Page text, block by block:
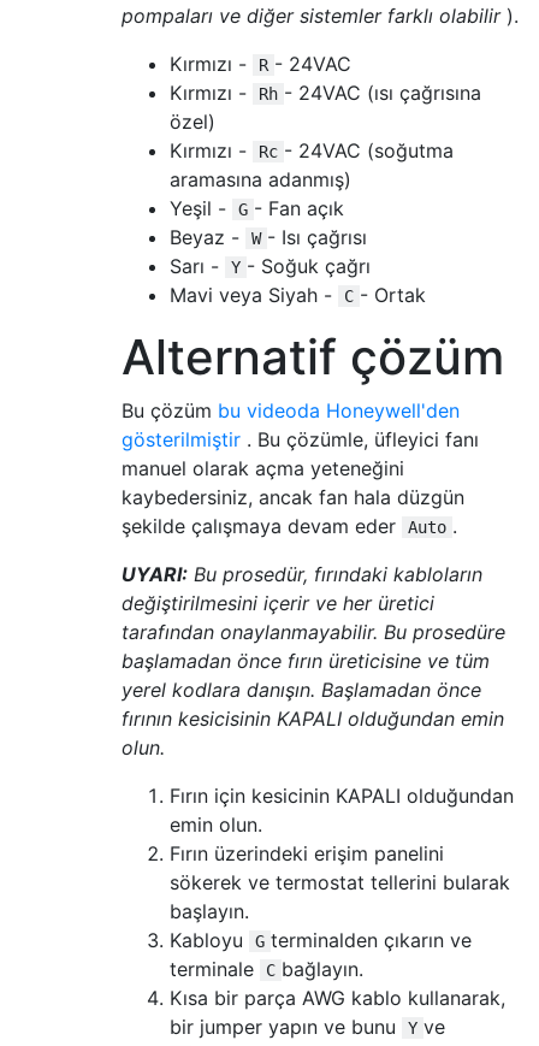
pompaları ve diğer sistemler farklı olabilir).
Kırmızı -
R - 24VAC
Kırmızı -
Rh - 24VAC (ısı çağrısına
özel)
Kırmızı -
Rc - 24VAC (soğutma
aramasına adanmış)
Yeşil -
G - Fan açık
Beyaz -
W - Isı çağrısı
Sarı -
Y - Soğuk çağrı
Mavi veya Siyah -
C - Ortak
Alternatif çözüm
Bu çözüm bu videoda Honeywell'den
gösterilmiştir . Bu çözümle, üfleyici fanı
manuel olarak açma yeteneğini
kaybedersiniz, ancak fan hala düzgün
şekilde çalışmaya devam eder
Auto .
UYARI: Bu prosedür, fırındaki kabloların
değiştirilmesini içerir ve her üretici
tarafından onaylanmayabilir. Bu prosedüre
başlamadan önce fırın üreticisine ve tüm
yerel kodlara danışın. Başlamadan önce
fırının kesicisinin KAPALI olduğundan emin
olun.
Fırın için kesicinin KAPALI olduğundan
emin olun.
Fırın üzerindeki erişim panelini
sökerek ve termostat tellerini bularak
başlayın.
Kabloyu
G terminalden çıkarın ve
terminale
C bağlayın.
Kısa bir parça AWG kablo kullanarak,
bir jumper yapın ve bunu
Y ve